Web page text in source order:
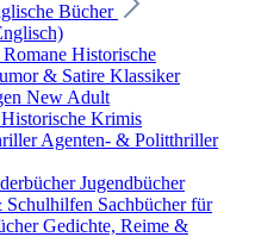
Bücher
Romane Historische
& Satire Klassiker
New Adult
Historische Krimis
Agenten- & Politthriller
Jugendbücher
Schulhilfen Sachbücher für
Gedichte, Reime &